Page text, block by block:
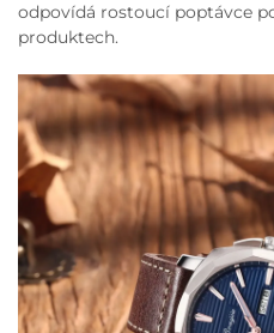
odpovídá rostoucí poptávce
produktech.